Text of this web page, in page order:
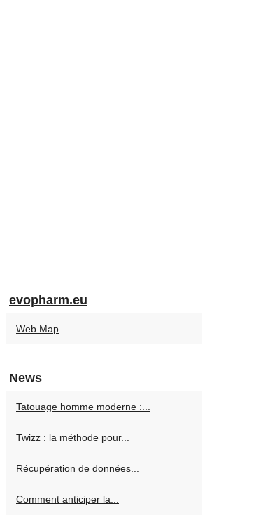
evopharm.eu
Web Map
News
Tatouage homme moderne :...
Twizz : la méthode pour...
Récupération de données...
Comment anticiper la...